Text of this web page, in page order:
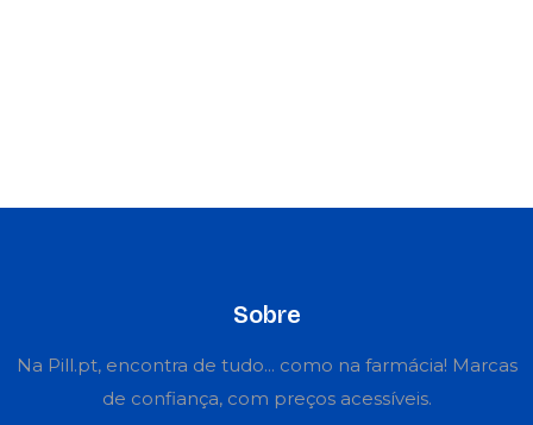
Sobre
Na Pill.pt, encontra de tudo... como na farmácia! Marcas
de confiança, com preços acessíveis.